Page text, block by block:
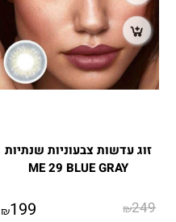
זוג עדשות צבעוניות שנתיות
ME 29 BLUE GRAY
₪249
₪199